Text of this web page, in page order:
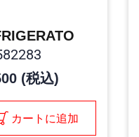
(税込)
カートに追加